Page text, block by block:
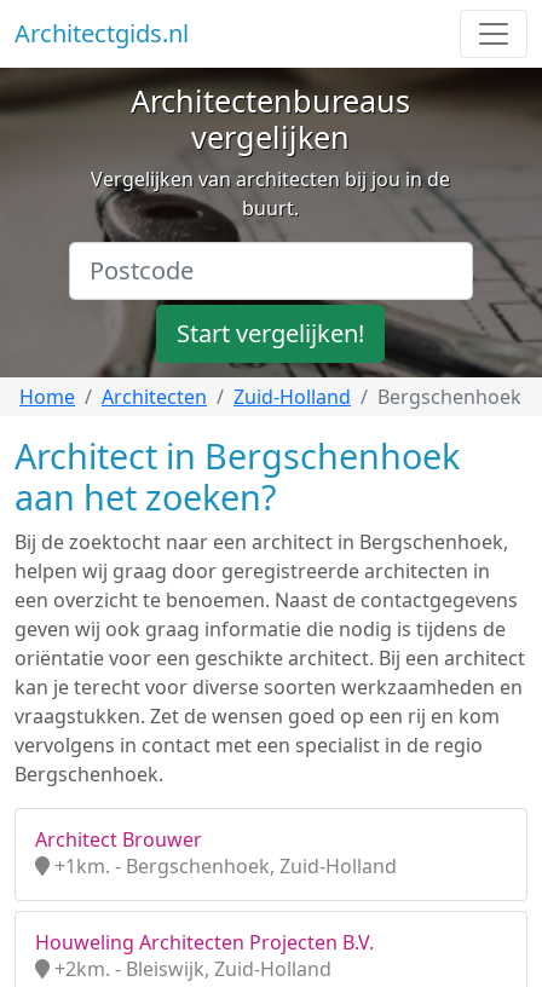
Architectgids.nl
Architectenbureaus
vergelijken
Vergelijken van architecten bij jou in de
buurt.
Start vergelijken!
Home Architecten Zuid-Holland Bergschenhoek
Architect in Bergschenhoek
aan het zoeken?
Bij de zoektocht naar een architect in Bergschenhoek,
helpen wij graag door geregistreerde architecten in
een overzicht te benoemen. Naast de contactgegevens
geven wij ook graag informatie die nodig is tijdens de
oriëntatie voor een geschikte architect. Bij een architect
kan je terecht voor diverse soorten werkzaamheden en
vraagstukken. Zet de wensen goed op een rij en kom
vervolgens in contact met een specialist in de regio
Bergschenhoek.
Architect Brouwer
+1km. - Bergschenhoek, Zuid-Holland
Houweling Architecten Projecten B.V.
+2km. - Bleiswijk, Zuid-Holland